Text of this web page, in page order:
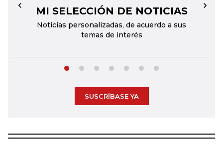
MI SELECCIÓN DE NOTICIAS
Noticias personalizadas, de acuerdo a sus
temas de interés
← →
SUSCRÍBASE YA